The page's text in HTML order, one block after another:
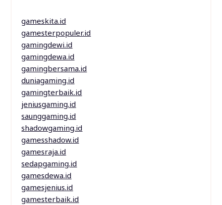
gameskita.id
gamesterpopuler.id
gamingdewi.id
gamingdewa.id
gamingbersama.id
duniagaming.id
gamingterbaik.id
jeniusgaming.id
saunggaming.id
shadowgaming.id
gamesshadow.id
gamesraja.id
sedapgaming.id
gamesdewa.id
gamesjenius.id
gamesterbaik.id